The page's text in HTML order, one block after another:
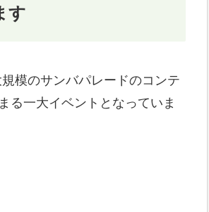
す
模のサンバパレードのコンテ
る一大イベントとなっていま